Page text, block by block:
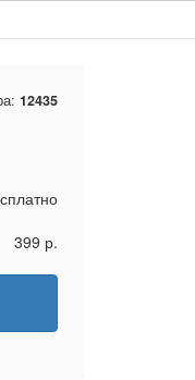
12435
399 р.